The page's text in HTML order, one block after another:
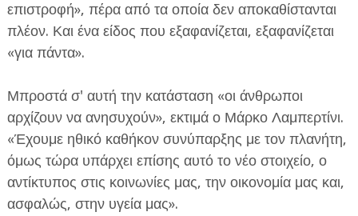
επιστροφή», πέρα από τα οποία δεν αποκαθίστανται
πλέον. Και ένα είδος που εξαφανίζεται, εξαφανίζεται
«για πάντα».
Μπροστά σ' αυτή την κατάσταση «οι άνθρωποι
αρχίζουν να ανησυχούν», εκτιμά ο Μάρκο Λαμπερτίνι.
«Έχουμε ηθικό καθήκον συνύπαρξης με τον πλανήτη,
όμως τώρα υπάρχει επίσης αυτό το νέο στοιχείο, ο
αντίκτυπος στις κοινωνίες μας, την οικονομία μας και,
ασφαλώς, στην υγεία μας».